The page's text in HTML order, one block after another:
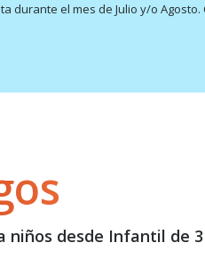
durante el mes de Julio y/o
desde Infantil de 3